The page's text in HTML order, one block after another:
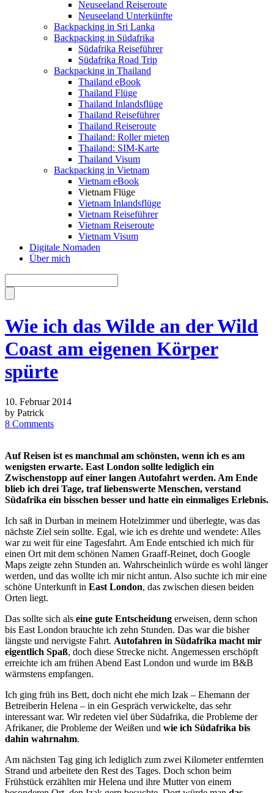
Neuseeland Reiseroute
Neuseeland Unterkünfte
Backpacking in Sri Lanka
Backpacking in Südafrika
Südafrika Reiseführer
Südafrika Road Trip
Backpacking in Thailand
Thailand eBook
Thailand Flüge
Thailand Inlandsflüge
Thailand Reiseführer
Thailand Reiseroute
Thailand: Roller mieten
Thailand: SIM-Karte
Thailand Visum
Backpacking in Vietnam
Vietnam eBook
Vietnam Flüge
Vietnam Inlandsflüge
Vietnam Reiseführer
Vietnam Reiseroute
Vietnam Visum
Digitale Nomaden
Über mich
Wie ich das Wilde an der Wild
Coast am eigenen Körper
spürte
10. Februar 2014
by Patrick
8 Comments
Auf Reisen ist es manchmal am schönsten, wenn ich es am
wenigsten erwarte. East London sollte lediglich ein
Zwischenstopp auf einer langen Autofahrt werden. Am Ende
blieb ich drei Tage, traf liebenswerte Menschen, verstand
Südafrika ein bisschen besser und hatte ein einmaliges Erlebnis.
Ich saß in Durban in meinem Hotelzimmer und überlegte, was das
nächste Ziel sein sollte. Egal, wie ich es drehte und wendete: Alles
war zu weit für eine Tagesfahrt. Am Ende entschied ich mich für
einen Ort mit dem schönen Namen Graaff-Reinet, doch Google
Maps zeigte zehn Stunden an. Wahrscheinlich würde es wohl länger
werden, und das wollte ich mir nicht antun. Also suchte ich mir eine
schöne Unterkunft in East London, das zwischen diesen beiden
Orten liegt.
Das sollte sich als eine gute Entscheidung erweisen, denn schon
bis East London brauchte ich zehn Stunden. Das war die bisher
längste und nervigste Fahrt. Autofahren in Südafrika macht mir
eigentlich Spaß, doch diese Strecke nicht. Angemessen erschöpft
erreichte ich am frühen Abend East London und wurde im B&B
wärmstens empfangen.
Ich ging früh ins Bett, doch nicht ehe mich Izak – Ehemann der
Betreiberin Helena – in ein Gespräch verwickelte, das sehr
interessant war. Wir redeten viel über Südafrika, die Probleme der
Afrikaner, die Probleme der Weißen und wie ich Südafrika bis
dahin wahrnahm.
Am nächsten Tag ging ich lediglich zum zwei Kilometer entfernten
Strand und arbeitete den Rest des Tages. Doch schon beim
Frühstück erzählten mir Helena und ihre Mutter von einem